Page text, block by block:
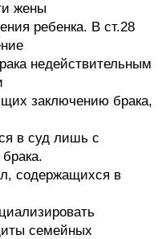
жены
ребенка. В ст.28
недействительным
заключению брака,
в суд лишь с
содержащихся в
семейных